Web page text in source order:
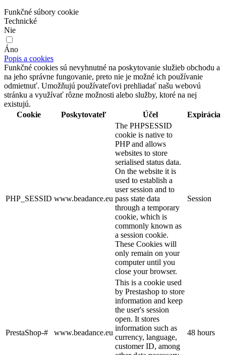
Funkčné súbory cookie
Technické
Nie
Áno
Popis a cookies
Funkčné cookies sú nevyhnutné na poskytovanie služieb obchodu a
na jeho správne fungovanie, preto nie je možné ich používanie
odmietnuť. Umožňujú používateľovi prehliadať našu webovú
stránku a využívať rôzne možnosti alebo služby, ktoré na nej
existujú.
Cookie
Poskytovateľ Účel Expirácia
PHP_SESSID www.beadance.eu
The PHPSESSID
cookie is native to
PHP and allows
websites to store
serialised status data.
On the website it is
used to establish a
user session and to
pass state data
through a temporary
cookie, which is
commonly known as
a session cookie.
These Cookies will
only remain on your
computer until you
close your browser.
Session
PrestaShop-# www.beadance.eu
This is a cookie used
by Prestashop to store
information and keep
the user's session
open. It stores
information such as
currency, language,
customer ID, among
48 hours